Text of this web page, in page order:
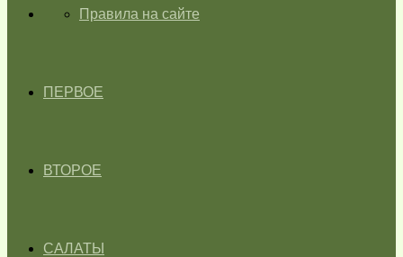
ГЛАВНАЯПравила на сайте
ПЕРВОЕ
ВТОРОЕ
САЛАТЫ